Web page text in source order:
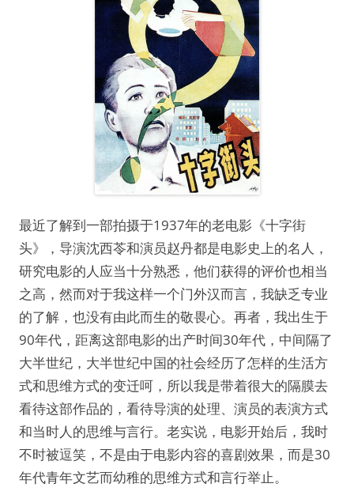
最近了解到一部拍摄于1937年的老电影《十字街
头》，导演沈西苓和演员赵丹都是电影史上的名人，
研究电影的人应当十分熟悉，他们获得的评价也相当
之高，然而对于我这样一个门外汉而言，我缺乏专业
的了解，也没有由此而生的敬畏心。 再者，我出生于
90年代，距离这部电影的出产时间30年代，中间隔了
大半世纪，大半世纪中国的社会经历了怎样的生活方
式和思维方式的变迁呵，所以我是带着很大的隔膜去
看待这部作品的，看待导演的处理、演员的表演方式
和当时人的思维与言行。老实说，电影开始后，我时
不时被逗笑，不是由于电影内容的喜剧效果，而是30
年代青年文艺而幼稚的思维方式和言行举止。